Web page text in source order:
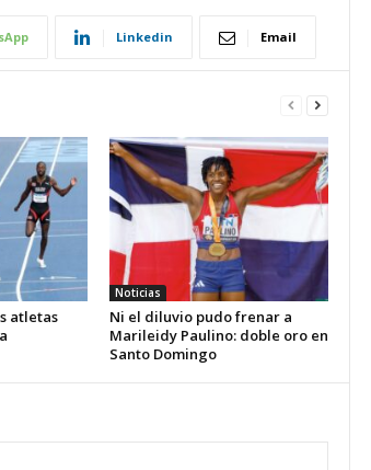
Linkedin Email
atletas
Noticias
Ni el diluvio pudo frenar a
Marileidy Paulino: doble oro en
Santo Domingo